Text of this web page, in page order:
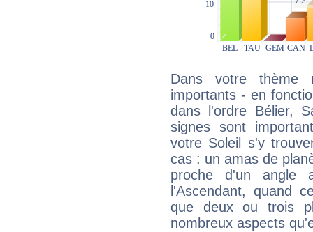
Dans votre thème
importants - en
dans l'ordre Bélier,
signes sont
votre Soleil s'y
cas : un amas de
proche d'un
l'Ascendant, quand
que deux ou trois
nombreux aspects